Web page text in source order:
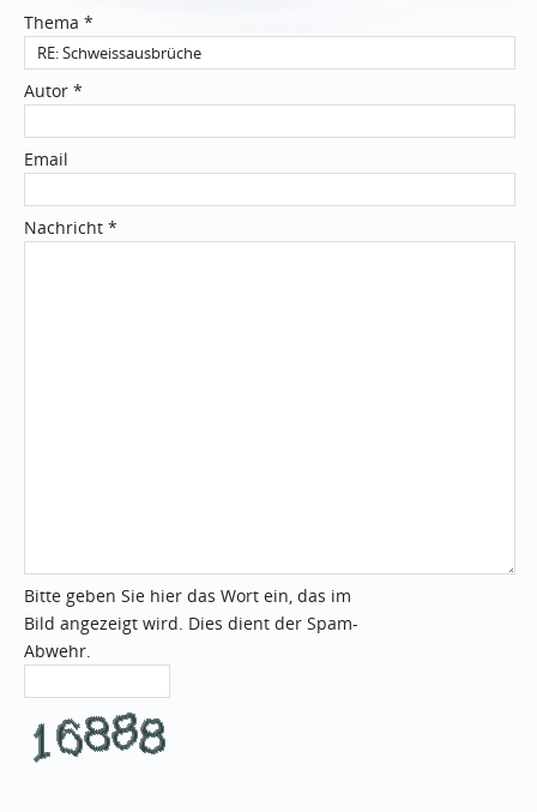
Thema *
Autor *
Email
Nachricht *
Bitte geben Sie hier das Wort ein, das im
Bild angezeigt wird. Dies dient der Spam-
Abwehr.